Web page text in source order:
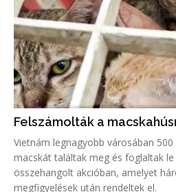
Felszámolták a
Vietnám legnagyobb városában
macskát találtak meg és foglaltak
összehangolt akcióban, amelyet
megfigyelések után rendeltek el.